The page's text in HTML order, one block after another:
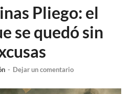
Pliego: el
se quedó sin
- Dejar un comentario